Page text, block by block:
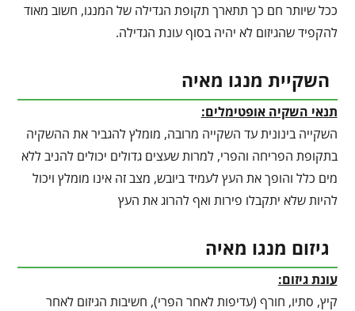
ככל שיותר חם כך תתארך תקופת הגדילה של המנגו, חשוב מאוד
להקפיד שהגיזום לא יהיה בסוף עונת הגדילה.
השקיית מנגו מאיה
תנאי השקיה אופטימלים:
השקייה בינונית עד השקייה מרובה, מומלץ להגביר את ההשקיה
בתקופת הפריחה והפרי, למרות שעצים גדולים יכולים להניב ללא
מים כלל והופך את העץ לעמיד ביובש, מצב זה אינו מומלץ ויכול
להיות שלא יתקבלו פירות ואף להרוג את העץ
גיזום מנגו מאיה
עונת גיזום:
קיץ, סתיו, חורף (עדיפות לאחר הפרי), חשיבות הגיזום לאחר